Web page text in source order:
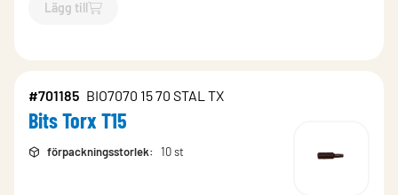
Lägg till
`$Lägg till
#701185 BIO7070 15 70 STAL TX
Bits Torx T15
förpackningsstorlek: 10 st